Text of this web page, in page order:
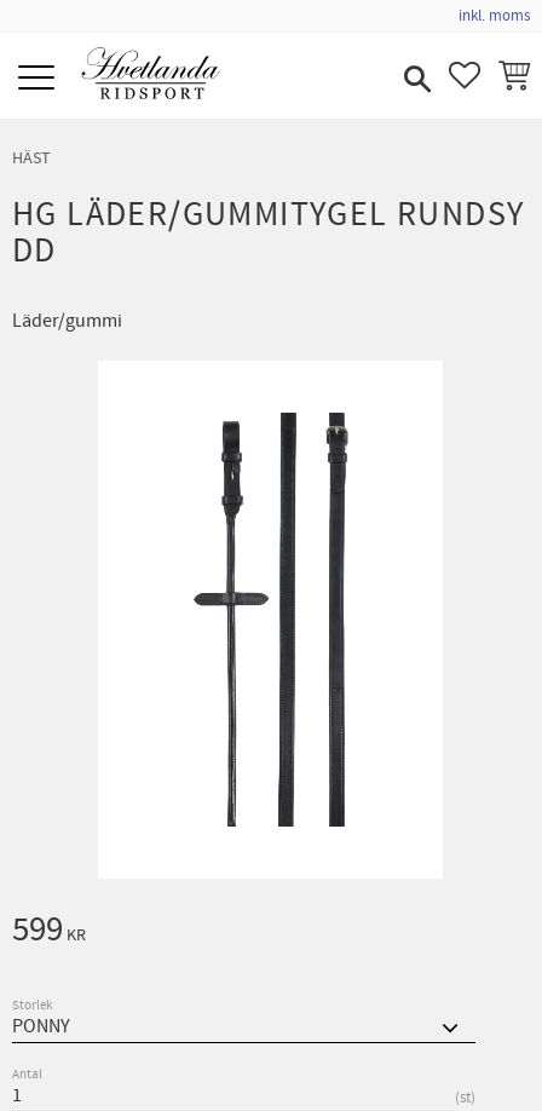
inkl. moms
HÄST
HG LÄDER/GUMMITYGEL RUNDSY
DD
Läder/gummi
599 KR
Storlek
Antal
st